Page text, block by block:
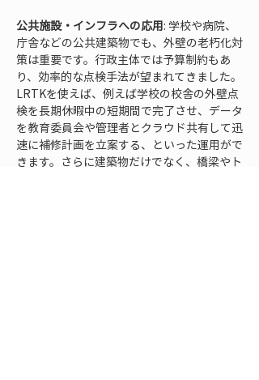
公共施設・インフラへの応用: 学校や病院、
庁舎などの公共建築物でも、外壁の老朽化対
策は重要です。行政主体では予算制約もあ
り、効率的な点検手法が望まれてきました。
LRTKを使えば、例えば学校の校舎の外壁点
検を長期休暇中の短期間で完了させ、データ
を教育委員会や管理者とクラウド共有して迅
速に補修計画を立案する、といった運用がで
きます。さらに建築物だけでなく、橋梁やト